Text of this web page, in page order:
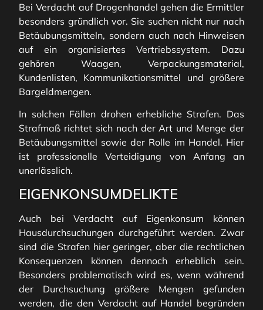
Bei Verdacht auf Drogenhandel gehen die Ermittler
besonders gründlich vor. Sie suchen nicht nur nach
Betäubungsmitteln, sondern auch nach Hinweisen
auf ein organisiertes Vertriebssystem. Dazu
gehören Waagen, Verpackungsmaterial,
Kundenlisten, Kommunikationsmittel und größere
Bargeldmengen.
In solchen Fällen drohen erhebliche Strafen. Das
Strafmaß richtet sich nach der Art und Menge der
Betäubungsmittel sowie der Rolle im Handel. Hier
ist professionelle Verteidigung von Anfang an
unerlässlich.
EIGENKONSUMDELIKTE
Auch bei Verdacht auf Eigenkonsum können
Hausdurchsuchungen durchgeführt werden. Zwar
sind die Strafen hier geringer, aber die rechtlichen
Konsequenzen können dennoch erheblich sein.
Besonders problematisch wird es, wenn während
der Durchsuchung größere Mengen gefunden
werden, die den Verdacht auf Handel begründen